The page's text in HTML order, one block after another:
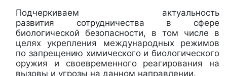
Подчеркиваем актуальность
развития сотрудничества в сфере
биологической безопасности, в том числе в
целях укрепления международных режимов
по запрещению химического и биологического
оружия и своевременного реагирования на
вызовы и угрозы на данном направлении.